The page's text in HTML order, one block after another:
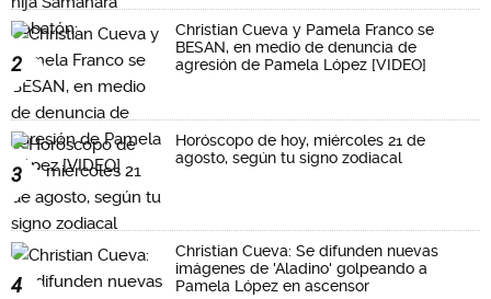
2
Christian Cueva y Pamela Franco se
BESAN, en medio de denuncia de
agresión de Pamela López [VIDEO]
3
Horóscopo de hoy, miércoles 21 de
agosto, según tu signo zodiacal
4
Christian Cueva: Se difunden nuevas
imágenes de 'Aladino' golpeando a
Pamela López en ascensor